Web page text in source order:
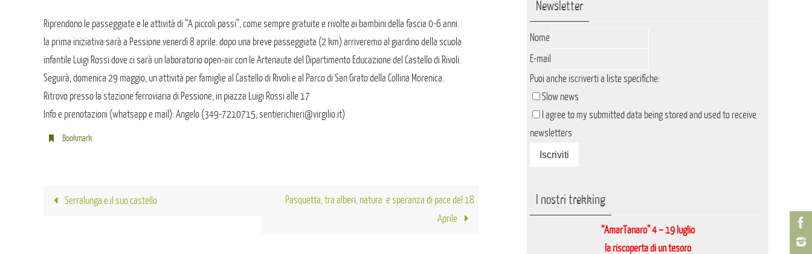
Riprendono le passeggiate e le attività di “A piccoli passi”, come sempre gratuite e rivolte ai bambini della fascia 0-6 anni.
la prima iniziativa sarà a Pessione venerdì 8 aprile: dopo una breve passeggiata (2 km) arriveremo al giardino della scuola
infantile Luigi Rossi dove ci sarà un laboratorio open-air con le Artenaute del Dipartimento Educazione del Castello di Rivoli.
Seguirà, domenica 29 maggio, un attività per famiglie al Castello di Rivoli e al Parco di San Grato della Collina Morenica.
Ritrovo presso la stazione ferroviaria di Pessione, in piazza Luigi Rossi alle 17
Info e prenotazioni (whatsapp e mail): Angelo (349-7210715, sentierichieri@virgilio.it)
Bookmark.
Serralunga e il suo castello
Pasquetta, tra alberi, natura e speranza di pace del 18
Aprile
Newsletter
Nome
E-mail
Puoi anche iscriverti a liste specifiche:
Slow news
I agree to my submitted data being stored and used to receive
newsletters
I nostri trekking
“AmarTanaro” 4 – 19 luglio
la riscoperta di un tesoro